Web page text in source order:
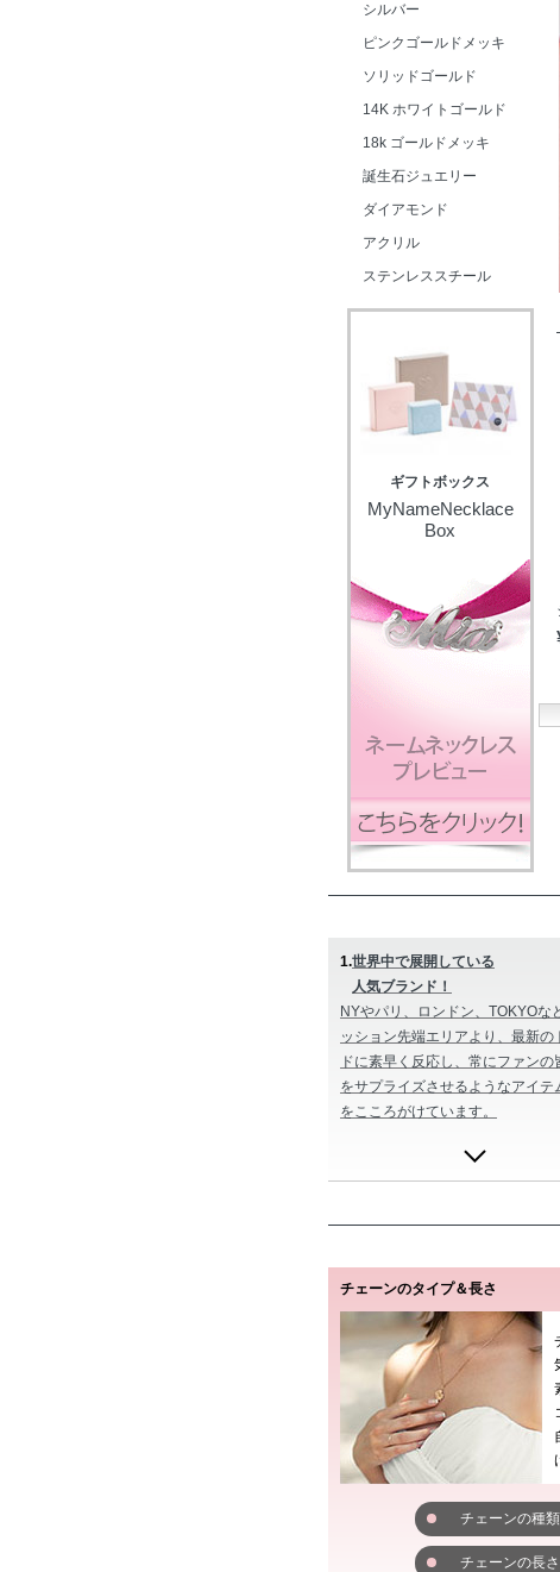
シルバー
ピンクゴールドメッキ
ソリッドゴールド
14K ホワイトゴールド
18k ゴールドメッキ
誕生石ジュエリー
ダイアモンド
アクリル
ステンレススチール
ギフトボックス
MyNameNecklace
Box
1.世界中で展開している
人気ブランド！
NYやパリ、ロンドン、TOKYOな
ッション先端エリアより、最新の
ドに素早く反応し、常にファンの
をサプライズさせるようなアイテ
をこころがけています。
チェーンのタイプ＆長さ
チェーンの種
チェーンの長